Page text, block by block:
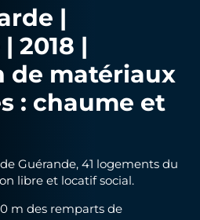
|
2018 |
de matériaux
: chaume et
Guérande, 41 logements du
libre et locatif social.
m des remparts de